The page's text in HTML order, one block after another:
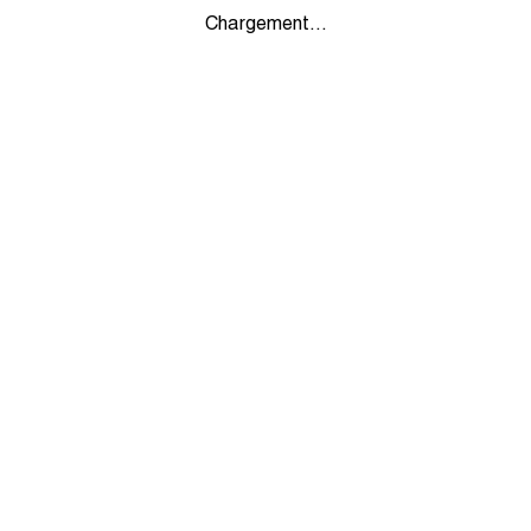
Chargement...